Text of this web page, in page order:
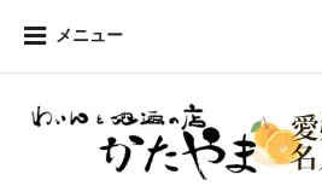
メニュー